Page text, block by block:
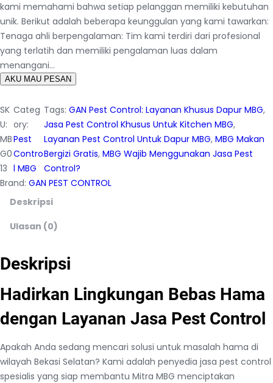
kami memahami bahwa setiap pelanggan memiliki kebutuhan
unik. Berikut adalah beberapa keunggulan yang kami tawarkan:
Tenaga ahli berpengalaman: Tim kami terdiri dari profesional
yang terlatih dan memiliki pengalaman luas dalam
menangani…
AKU MAU PESAN
SK
U:
MB
G0
13
Categ
ory:
Pest
Contro
l MBG
Tags: GAN Pest Control: Layanan Khusus Dapur MBG,
Jasa Pest Control Khusus Untuk Kitchen MBG,
Layanan Pest Control Untuk Dapur MBG, MBG Makan
Bergizi Gratis, MBG Wajib Menggunakan Jasa Pest
Control?
Brand: GAN PEST CONTROL
Deskripsi
Ulasan (0)
Deskripsi
Hadirkan Lingkungan Bebas Hama
dengan Layanan Jasa Pest Control
Apakah Anda sedang mencari solusi untuk masalah hama di
wilayah Bekasi Selatan? Kami adalah penyedia jasa pest control
spesialis yang siap membantu Mitra MBG menciptakan